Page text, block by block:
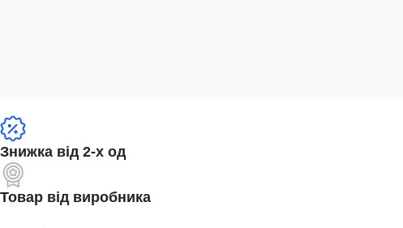
Знижка від 2-х од
Товар від виробника